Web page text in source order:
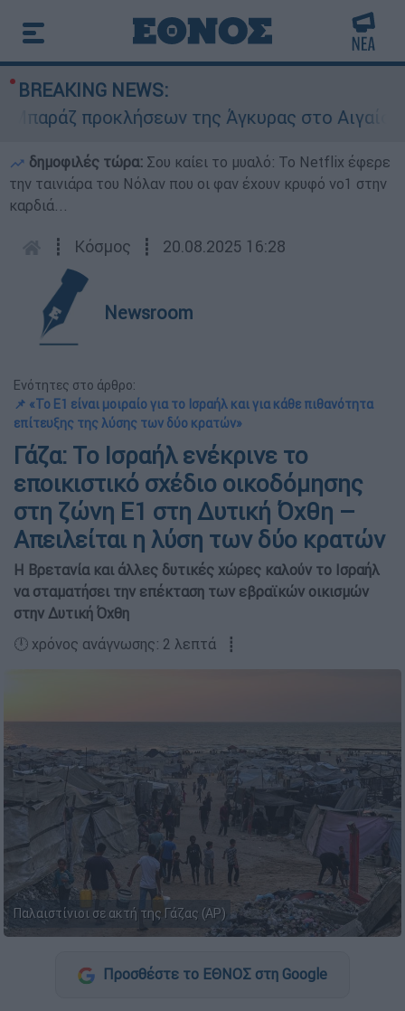
BREAKING NEWS:
προκλήσεων της Άγκυρας στο Αιγαίο:
δημοφιλές τώρα: Σου καίει το μυαλό: Το Netflix έφερε
την ταινιάρα του Νόλαν που οι φαν έχουν κρυφό νο1 στην
καρδιά...
┋ Κόσμος ┋ 20.08.2025 16:28
Newsroom
Ενότητες στο άρθρο:
📌 «Το E1 είναι μοιραίο για το Ισραήλ και για κάθε πιθανότητα
επίτευξης της λύσης των δύο κρατών»
Γάζα: Το Ισραήλ ενέκρινε το
εποικιστικό σχέδιο οικοδόμησης
στη ζώνη Ε1 στη Δυτική Όχθη –
Απειλείται η λύση των δύο κρατών
Η Βρετανία και άλλες δυτικές χώρες καλούν το Ισραήλ
να σταματήσει την επέκταση των εβραϊκών οικισμών
στην Δυτική Όχθη
🕛 χρόνος ανάγνωσης: 2 λεπτά ┋
Παλαιστίνιοι σε ακτή της Γάζας (AP)
Προσθέστε το ΕΘΝΟΣ στη Google